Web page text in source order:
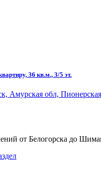
36 кв.м., 3/5 эт.
Амурская обл,
от Белогорска до